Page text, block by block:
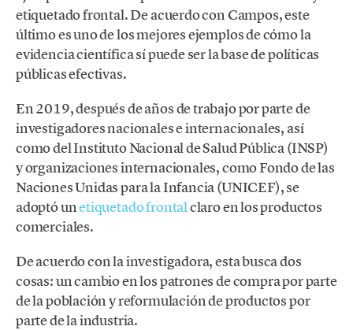
etiquetado frontal. De acuerdo con Campos, este
último es uno de los mejores ejemplos de cómo la
evidencia científica sí puede ser la base de políticas
públicas efectivas.
En 2019, después de años de trabajo por parte de
investigadores nacionales e internacionales, así
como del Instituto Nacional de Salud Pública (INSP)
y organizaciones internacionales, como Fondo de las
Naciones Unidas para la Infancia (UNICEF), se
adoptó unetiquetado frontalclaro en los productos
comerciales.
De acuerdo con la investigadora, esta busca dos
cosas: un cambio en los patrones de compra por parte
de la población y reformulación de productos por
parte de la industria.